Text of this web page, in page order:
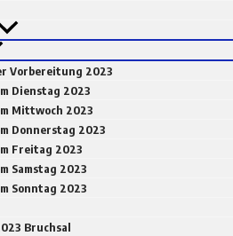
Vorbereitung 2023
Dienstag 2023
Mittwoch 2023
Donnerstag 2023
Freitag 2023
Samstag 2023
Sonntag 2023
Bruchsal